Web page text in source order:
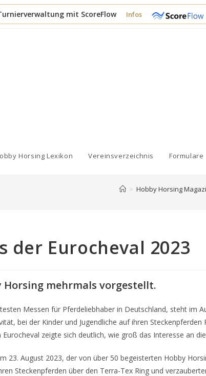
mit ScoreFlow Infos
Horsing Lexikon Vereinsverzeichnis Formulare
> Hobby Horsing
der Eurocheval 2023
Horsing mehrmals vorgestellt.
Messen für Pferdeliebhaber in Deutschland, steht im
bei der Kinder und Jugendliche auf ihren
zeigte sich deutlich, wie groß das Interesse an
23. August 2023, der von über 50 begeisterten Hobby
Steckenpferden über den Terra-Tex Ring und